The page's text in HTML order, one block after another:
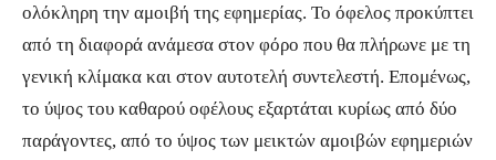
ολόκληρη την αμοιβή της εφημερίας. Το όφελος προκύπτει
από τη διαφορά ανάμεσα στον φόρο που θα πλήρωνε με τη
γενική κλίμακα και στον αυτοτελή συντελεστή. Επομένως,
το ύψος του καθαρού οφέλους εξαρτάται κυρίως από δύο
παράγοντες, από το ύψος των μεικτών αμοιβών εφημεριών